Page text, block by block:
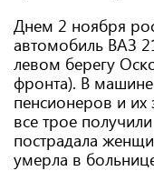
Днем 2 ноября
автомобиль ВАЗ
левом берегу
фронта). В машине
пенсионеров и их
все трое
пострадала
умерла в